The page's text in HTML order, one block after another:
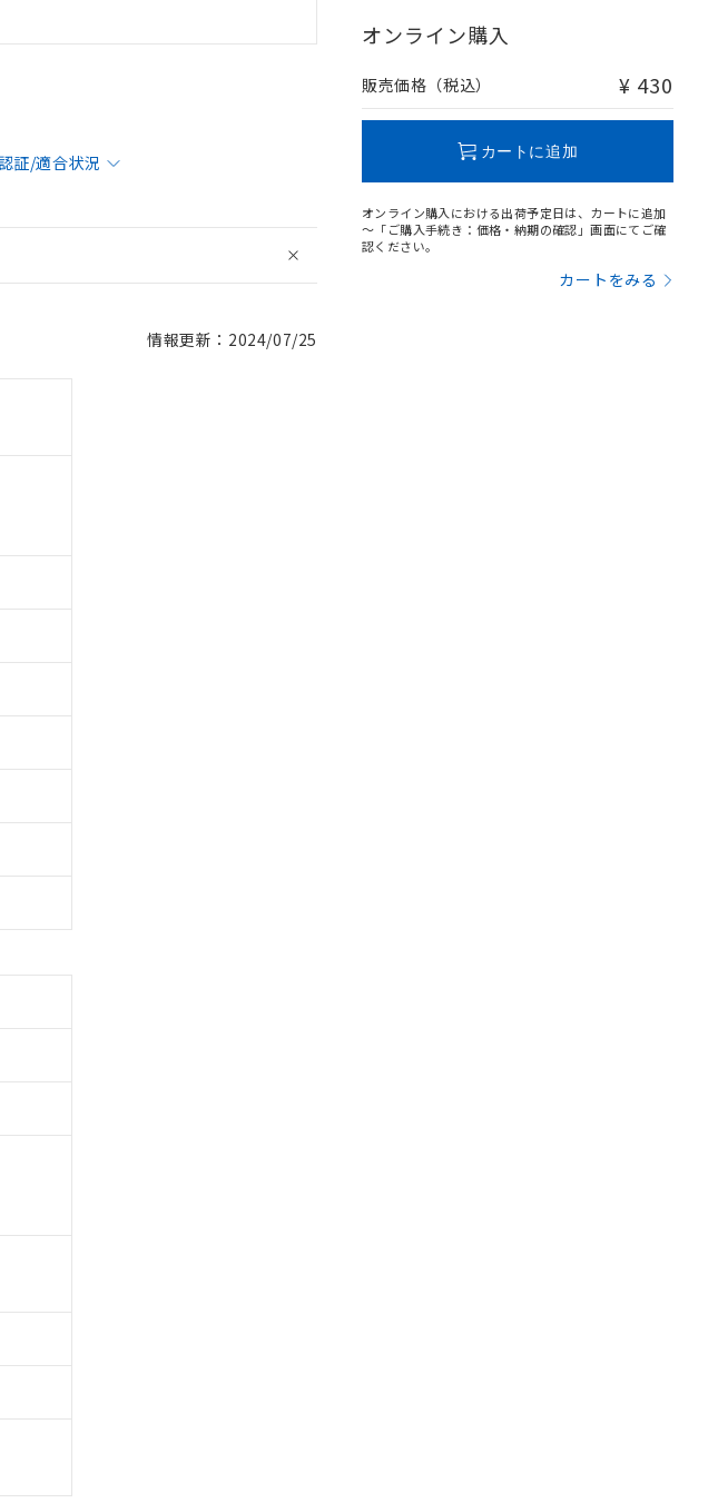
証/適合状況
情報更新：2024/07/25
オンライン購入
販売価格（税込） ¥ 430
カートに追加
オンライン購入における出荷予定日は、カートに追加
～「ご購入手続き：価格・納期の確認」画面にてご確
認ください。
カートをみる
外となる商品もあることをご了承ください。
日時点での社内データに基づき作成されるも
格とは異なる場合があることをご了承くださ
たはお客様担当のオムロン制御機器販売店・
三者に漏洩または開示しないようお願いしま
ストについて、当社および当社の共同利用者
談に必要な範囲で利用することをご了承くだ
製品が提供可能な商品です。
に切り替える予定のある商品です。
商品で、対応品を出す予定はありません。
のない商品です。
品と判明した場合などやむを得ず変更すること
以下、
、ポリ臭化ジフェニルエーテル類(PBDE) 1000ppm以下、
酸ブチルベンジル（BBP） 1000ppm以下、フタル酸ジブチ
を確認しています。
があります。
ことを示します。
ることを示します。
。
ポリ臭化ジフェニルエーテル類) : 1000ppm、
、 BBP(フタル酸ブチルベンジル) : 1000ppm、
とを示します。
し、環境に深刻な影響を及ぼさない年数を意
、違法に輸出されないよう必要な手段を講じ
兵器またはその他武器並びにこれらの製造装
2および3の内容を当該第三者に通知します。
輸出するおそれがある場合は、取り引きをい
引先、またはお客様担当のオムロン制御
ない機種